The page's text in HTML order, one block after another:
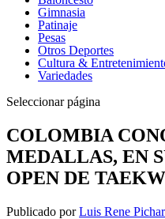
Gimnasia
Patinaje
Pesas
Otros Deportes
Cultura &
Variedades
Seleccionar página
COLOMBIA
MEDALLAS, EN
OPEN DE
Publicado porLuis Rene